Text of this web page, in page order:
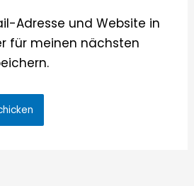
Adresse und Website in
für meinen nächsten